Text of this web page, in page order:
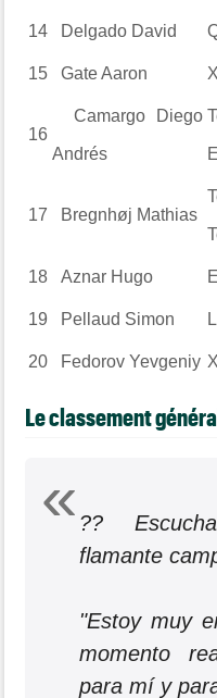
14 Delgado David
15 GateAaron
16
Camargo Diego
Andrés
17 Bregnhøj Mathias
18 Aznar Hugo
19 Pellaud Simon
20 Fedorov Yevgeniy
Le classement
?️?
flamante
"Estoy muy
momento
para mí y